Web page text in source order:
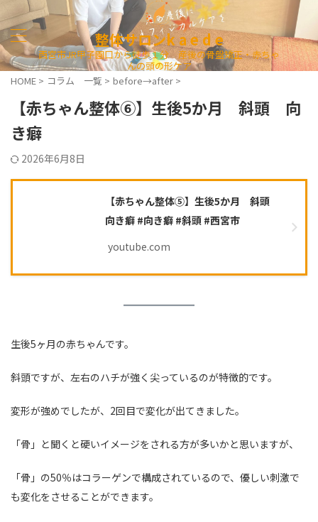
整体サロンk a e d e
西宮市JR甲子園口から徒歩１分 産後の骨盤矯正・赤ちゃ
んの頭の形ケア
HOME > コラム 一覧 > before→after >
【赤ちゃん整体⑥】生後5か月 斜頭 向
き癖
2026年6月8日
【赤ちゃん整体⑤】生後5か月 斜頭
向き癖 #向き癖 #斜頭 #西宮市
youtube.com
生後5ヶ月の赤ちゃんです。
斜頭ですが、左右のハチが強く尖っているのが特徴的です。
変形が強めでしたが、2回目で変化が出てきました。
「骨」と聞くと硬いイメージをされる方が多いかと思いますが、
「骨」の50％はコラーゲンで構成されているので、優しい刺激で
も変化をさせることができます。